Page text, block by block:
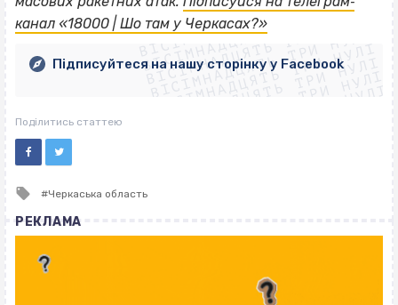
канал «18000 | Шо там у Черкасах?»
ВІСІМНАДЦЯТЬ ТРИ НУЛІ
ВІСІМНАДЦЯТЬ ТРИ НУЛІ
ВІСІМНАДЦЯТЬ ТРИ НУЛІ
ВІСІМНАДЦЯТЬ ТРИ НУЛІ
ВІСІМНАДЦЯТЬ ТРИ НУЛІ
ВІСІМНАДЦЯТЬ ТРИ НУЛІ
ВІСІМНАДЦЯТЬ ТРИ НУЛІ
ВІСІМНАДЦЯТЬ ТРИ НУЛІ
Підписуйтеся на нашу сторінку у Facebook
Поділитись статтею
Tagged
Черкаська область
РЕКЛАМА